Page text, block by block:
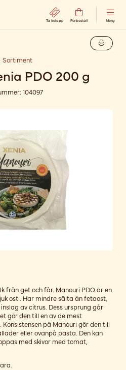
Ta kölapp Förbeställ Meny
Sortiment
PDO 200 g
104097
från get och får. Manouri PDO är en
ost . Har mindre sälta än fetaost,
av citrus. Dess ursprung går
gör den till en av de mest
på Manouri gör den till
eller ovanpå pasta. Den kan
med skivor med tomat,